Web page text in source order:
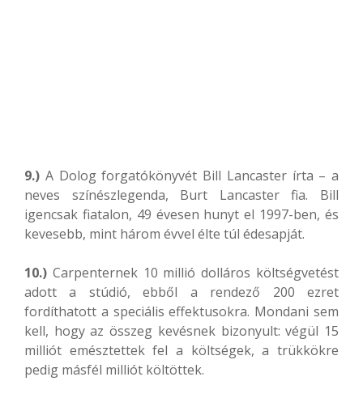
9.) A Dolog forgatókönyvét Bill Lancaster írta – a
neves színészlegenda, Burt Lancaster fia. Bill
igencsak fiatalon, 49 évesen hunyt el 1997-ben, és
kevesebb, mint három évvel élte túl édesapját.
10.) Carpenternek 10 millió dolláros költségvetést
adott a stúdió, ebből a rendező 200 ezret
fordíthatott a speciális effektusokra. Mondani sem
kell, hogy az összeg kevésnek bizonyult: végül 15
milliót emésztettek fel a költségek, a trükkökre
pedig másfél milliót költöttek.